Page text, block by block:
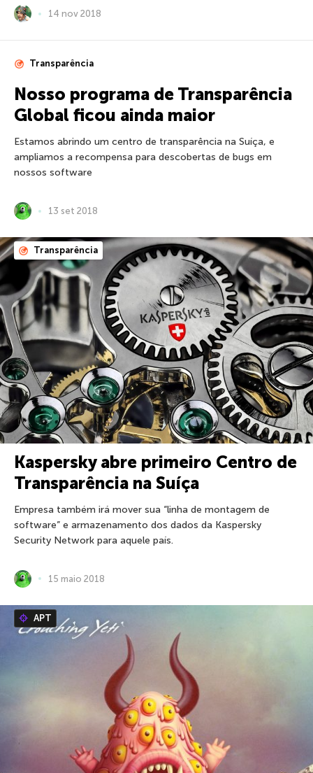
14 nov 2018
Transparência
Nosso programa de Transparência
Global ficou ainda maior
Estamos abrindo um centro de transparência na Suíça, e
ampliamos a recompensa para descobertas de bugs em
nossos software
13 set 2018
Transparência
Kaspersky abre primeiro Centro de
Transparência na Suíça
Empresa também irá mover sua “linha de montagem de
software” e armazenamento dos dados da Kaspersky
Security Network para aquele país.
15 maio 2018
APT